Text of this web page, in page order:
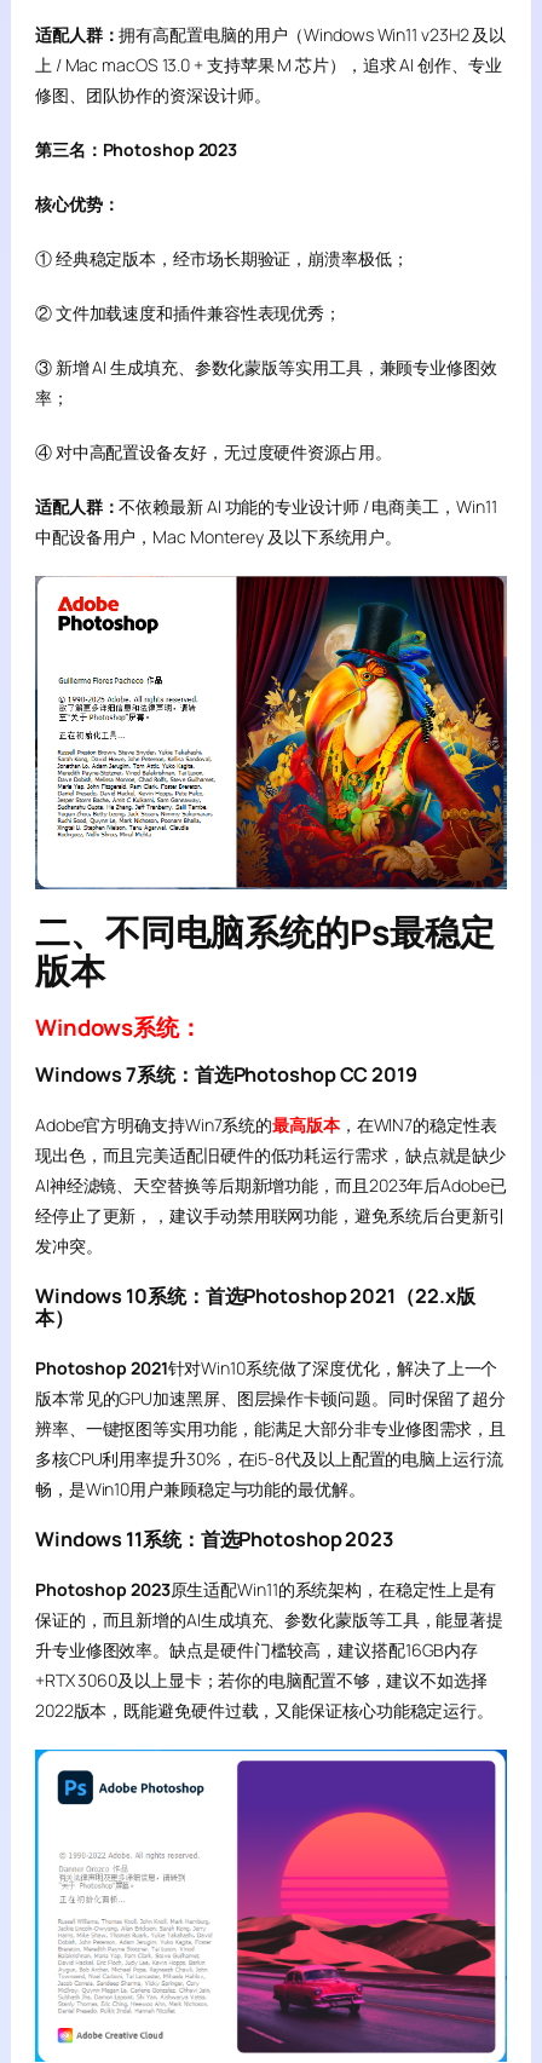
适配人群：拥有高配置电脑的用户（Windows Win11 v23H2 及以
上 / Mac macOS 13.0 + 支持苹果 M 芯片），追求 AI 创作、专业
修图、团队协作的资深设计师。
第三名：Photoshop 2023
核心优势：
① 经典稳定版本，经市场长期验证，崩溃率极低；
② 文件加载速度和插件兼容性表现优秀；
③ 新增 AI 生成填充、参数化蒙版等实用工具，兼顾专业修图效
率；
④ 对中高配置设备友好，无过度硬件资源占用。
适配人群：不依赖最新 AI 功能的专业设计师 / 电商美工，Win11
中配设备用户，Mac Monterey 及以下系统用户。
二、不同电脑系统的Ps最稳定
版本
Windows系统：
Windows 7系统：首选Photoshop CC 2019
Adobe官方明确支持Win7系统的最高版本，在WIN7的稳定性表
现出色，而且完美适配旧硬件的低功耗运行需求，缺点就是缺少
AI神经滤镜、天空替换等后期新增功能，而且2023年后Adobe已
经停止了更新，，建议手动禁用联网功能，避免系统后台更新引
发冲突。
Windows 10系统： 首选Photoshop 2021（22.x版
本）
Photoshop 2021针对Win10系统做了深度优化，解决了上一个
版本常见的GPU加速黑屏、图层操作卡顿问题。同时保留了超分
辨率、一键抠图等实用功能，能满足大部分非专业修图需求，且
多核CPU利用率提升30%，在i5-8代及以上配置的电脑上运行流
畅，是Win10用户兼顾稳定与功能的最优解。
Windows 11系统： 首选Photoshop 2023
Photoshop 2023原生适配Win11的系统架构，在稳定性上是有
保证的，而且新增的AI生成填充、参数化蒙版等工具，能显著提
升专业修图效率。缺点是硬件门槛较高，建议搭配16GB内存
+RTX 3060及以上显卡；若你的电脑配置不够，建议不如选择
2022版本，既能避免硬件过载，又能保证核心功能稳定运行。